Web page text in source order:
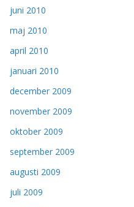
juni 2010
maj 2010
april 2010
januari 2010
december 2009
november 2009
oktober 2009
september 2009
augusti 2009
juli 2009